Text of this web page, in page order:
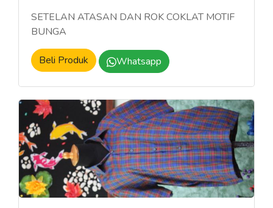
SETELAN ATASAN DAN ROK COKLAT MOTIF
BUNGA
Beli Produk Whatsapp